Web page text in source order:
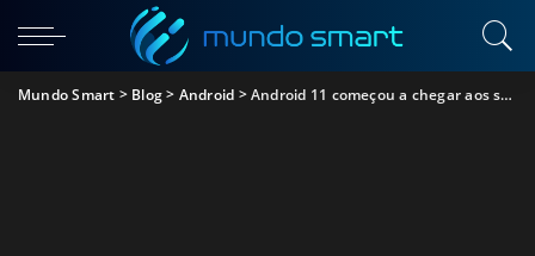
Mundo Smart > Blog> Android >Android 11 começou a chegar aos smartphones, descobre aqui as novas funções